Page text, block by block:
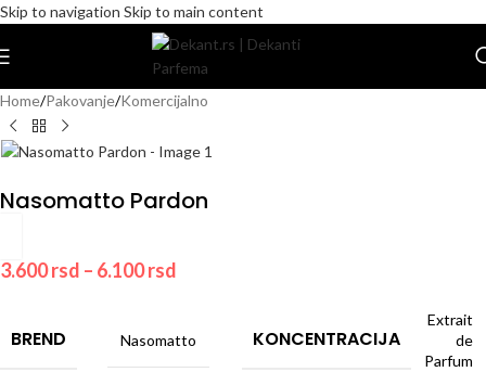
Skip to navigation Skip to main content
Home/Pakovanje/Komercijalno
Nasomatto Pardon
3.600rsd – 6.100rsd
BREND Nasomatto KONCENTRACIJA
Extrait
de
Parfum